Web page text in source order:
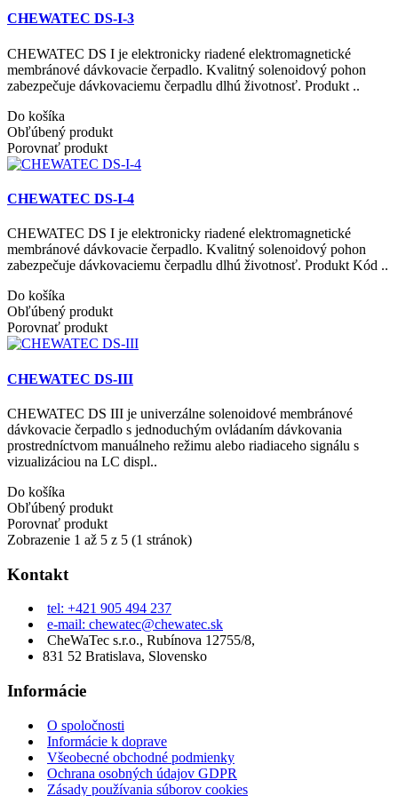
CHEWATEC DS-I-3
CHEWATEC DS I je elektronicky riadené elektromagnetické
membránové dávkovacie čerpadlo. Kvalitný solenoidový pohon
zabezpečuje dávkovaciemu čerpadlu dlhú životnosť. Produkt ..
Do košíka
Obľúbený produkt
Porovnať produkt
CHEWATEC DS-I-4
CHEWATEC DS I je elektronicky riadené elektromagnetické
membránové dávkovacie čerpadlo. Kvalitný solenoidový pohon
zabezpečuje dávkovaciemu čerpadlu dlhú životnosť. Produkt Kód ..
Do košíka
Obľúbený produkt
Porovnať produkt
CHEWATEC DS-III
CHEWATEC DS III je univerzálne solenoidové membránové
dávkovacie čerpadlo s jednoduchým ovládaním dávkovania
prostredníctvom manuálneho režimu alebo riadiaceho signálu s
vizualizáciou na LC displ..
Do košíka
Obľúbený produkt
Porovnať produkt
Zobrazenie 1 až 5 z 5 (1 stránok)
Kontakt
tel: +421 905 494 237
e-mail: chewatec@chewatec.sk
CheWaTec s.r.o., Rubínova 12755/8,
831 52 Bratislava, Slovensko
Informácie
O spoločnosti
Informácie k doprave
Všeobecné obchodné podmienky
Ochrana osobných údajov GDPR
Zásady používania súborov cookies